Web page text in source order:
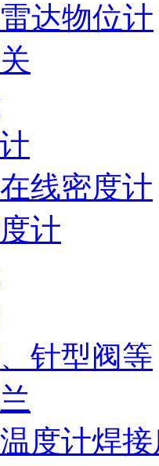
达物位计
线密度计
计
针型阀等
度计焊